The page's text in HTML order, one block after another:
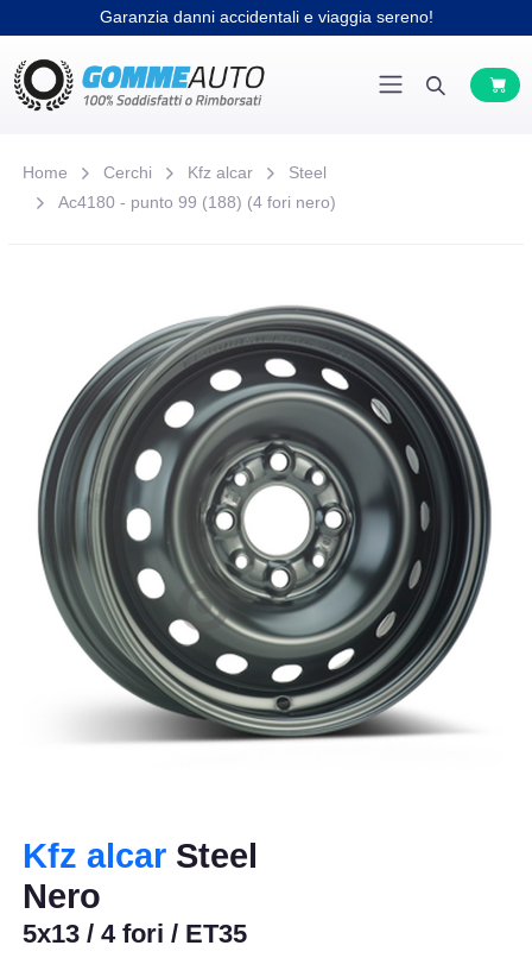
Garanzia danni accidentali e viaggia sereno!
Home Cerchi Kfz alcar
Steel
Ac4180 - punto 99 (188) (4 fori nero)
Kfz alcar Steel
Nero
5x13 / 4 fori / ET35